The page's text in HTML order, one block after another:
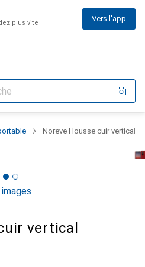
plus vite Vers l'app
Noreve Housse cuir vertical
vertical